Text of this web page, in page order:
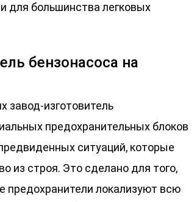
для большинства легковых
бензонасоса на
завод-изготовитель
предохранительных блоков
ситуаций, которые
из строя. Это сделано для того,
предохранители локализуют всю